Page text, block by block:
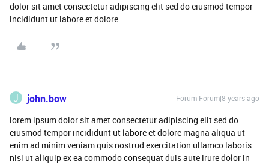
dolor sit amet consectetur adipiscing elit sed do eiusmod tempor
incididunt ut labore et dolore
J john.bow Forum|Forum|8 years ago
lorem ipsum dolor sit amet consectetur adipiscing elit sed do
eiusmod tempor incididunt ut labore et dolore magna aliqua ut
enim ad minim veniam quis nostrud exercitation ullamco laboris
nisi ut aliquip ex ea commodo consequat duis aute irure dolor in